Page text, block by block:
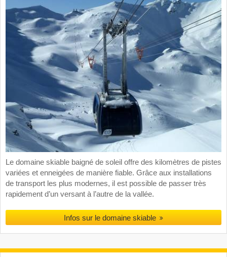
Le domaine skiable baigné de soleil offre des kilomètres de pistes
variées et enneigées de manière fiable. Grâce aux installations
de transport les plus modernes, il est possible de passer très
rapidement d’un versant à l’autre de la vallée.
Infos sur le domaine skiable